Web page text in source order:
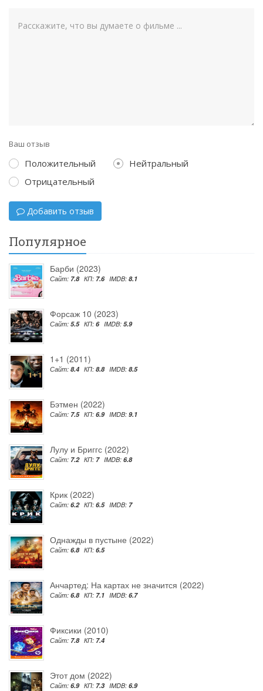
Ваш отзыв
Положительный
Нейтральный
Отрицательный
Добавить отзыв
Популярное
Барби (2023)
Сайт: 7.8 КП: 7.6 IMDB: 8.1
Форсаж 10 (2023)
Сайт: 5.5 КП: 6 IMDB: 5.9
1+1 (2011)
Сайт: 8.4 КП: 8.8 IMDB: 8.5
Бэтмен (2022)
Сайт: 7.5 КП: 6.9 IMDB: 9.1
Лулу и Бриггс (2022)
Сайт: 7.2 КП: 7 IMDB: 6.8
Крик (2022)
Сайт: 6.2 КП: 6.5 IMDB: 7
Однажды в пустыне (2022)
Сайт: 6.8 КП: 6.5
Анчартед: На картах не значится (2022)
Сайт: 6.8 КП: 7.1 IMDB: 6.7
Фиксики (2010)
Сайт: 7.8 КП: 7.4
Этот дом (2022)
Сайт: 6.9 КП: 7.3 IMDB: 6.9